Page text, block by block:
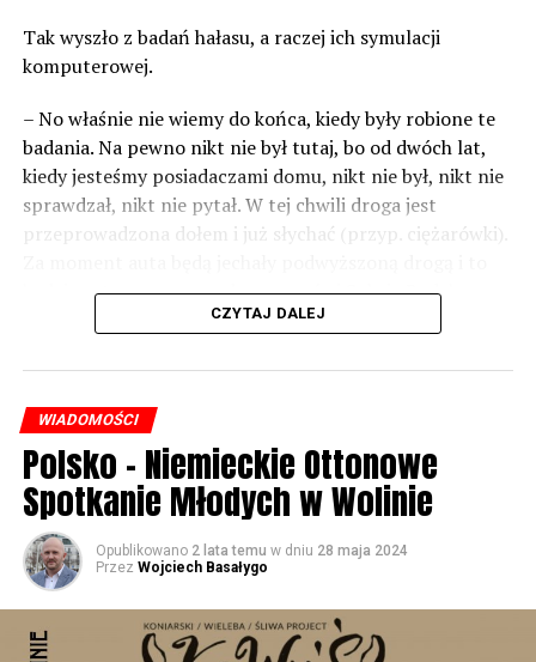
Tak wyszło z badań hałasu, a raczej ich symulacji
komputerowej.
– No właśnie nie wiemy do końca, kiedy były robione te
badania. Na pewno nikt nie był tutaj, bo od dwóch lat,
kiedy jesteśmy posiadaczami domu, nikt nie był, nikt nie
sprawdzał, nikt nie pytał. W tej chwili droga jest
przeprowadzona dołem i już słychać (przyp. ciężarówki).
będzie czteropasmowa droga – mówi Sylwia Rudak,
mieszkanka Dargobądza.
Inwestor tłumaczy, że poluzowano normy i to co było
hałasem jeszcze kilkanaście lat temu – dziś już nim nie
jest.
– Tych ekranów rzeczywiście w rejonie miejscowości
Dargobądz jest trochę mniej niż było przy starej drodze
krajowej numer trzy. Natomiast to wynika również z
tego, że te normy dopuszczalnego hałasu, które obecnie
obowiązują i które obowiązywały również podczas
przygotowywania dokumentacji projektowej dla drogi
ekspresowej S3 są inne niż te, które były przed wieloma
CZYTAJ DALEJ
WIADOMOŚCI
Polsko – Niemieckie Ottonowe
Spotkanie Młodych w Wolinie
Opublikowano 2 lata temu w dniu 28 maja 2024
Przez Wojciech Basałygo